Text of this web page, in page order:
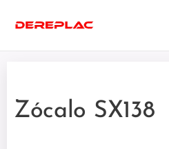
Zócalo SX138